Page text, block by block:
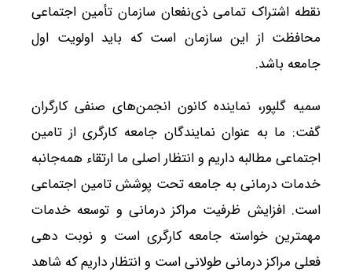
نقطه اشتراک تمامی ذی‌نفعان سازمان تأمین اجتماعی
محافظت از این سازمان است که باید اولویت اول
جامعه باشد.
سمیه گلپور، نماینده کانون انجمن‌های صنفی کارگران
گفت: ما به عنوان نمایندگان جامعه کارگری از تامین
اجتماعی مطالبه داریم و انتظار اصلی ما ارتقاء همه‌جانبه
خدمات درمانی به جامعه تحت پوشش تامین اجتماعی
است. افزایش ظرفیت مراکز درمانی و توسعه خدمات
مهمترین خواسته جامعه کارگری است و نوبت دهی
فعلی مراکز درمانی طولانی است و انتظار داریم که شاهد